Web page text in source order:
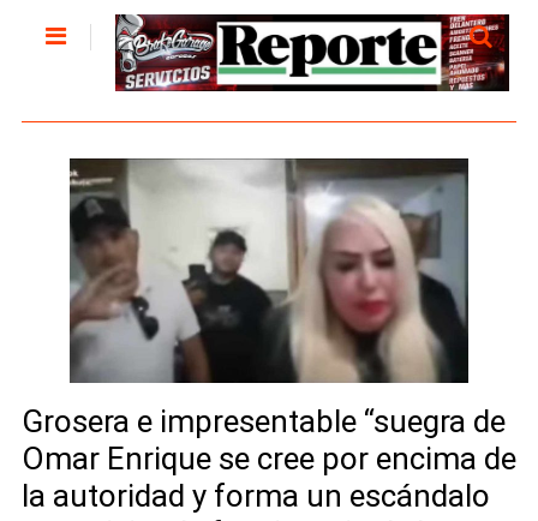
Grosera e impresentable “suegra de
Omar Enrique se cree por encima de
la autoridad y forma un escándalo